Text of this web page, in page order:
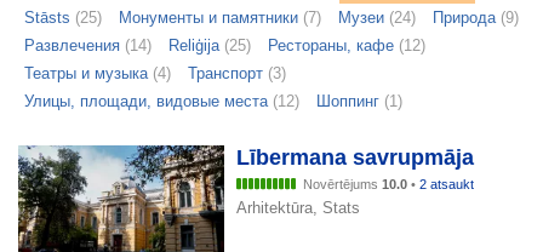
Stāsts (25) Монументы и памятники (7) Музеи (24) Природа(9)
Развлечения (14) Reliģija(25) Рестораны, кафе (12)
Театры и музыка(4) Транспорт (3)
Улицы, площади, видовые места(12) Шоппинг (1)
Lībermana savrupmāja
Novērtējums 10.0 • 2 atsaukt
Arhitektūra, Stats